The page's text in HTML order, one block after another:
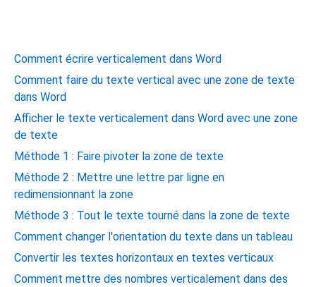
Comment écrire verticalement dans Word
Comment faire du texte vertical avec une zone de texte
dans Word
Afficher le texte verticalement dans Word avec une zone
de texte
Méthode 1 : Faire pivoter la zone de texte
Méthode 2 : Mettre une lettre par ligne en
redimensionnant la zone
Méthode 3 : Tout le texte tourné dans la zone de texte
Comment changer l'orientation du texte dans un tableau
Convertir les textes horizontaux en textes verticaux
Comment mettre des nombres verticalement dans des